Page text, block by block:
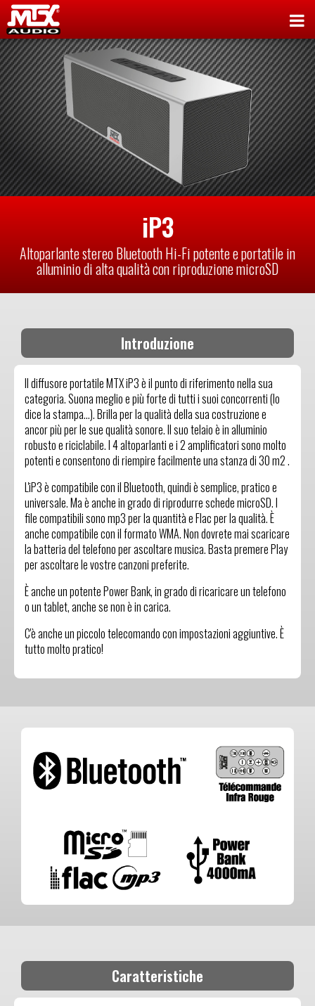
iP3
Altoparlante stereo Bluetooth Hi-Fi potente e portatile in
alluminio di alta qualità con riproduzione microSD
Introduzione
Il diffusore portatile MTX iP3 è il punto di riferimento nella sua
categoria. Suona meglio e più forte di tutti i suoi concorrenti (lo
dice la stampa...). Brilla per la qualità della sua costruzione e
ancor più per le sue qualità sonore. Il suo telaio è in alluminio
robusto e riciclabile. I 4 altoparlanti e i 2 amplificatori sono molto
potenti e consentono di riempire facilmente una stanza di 30 m2 .
L'iP3 è compatibile con il Bluetooth, quindi è semplice, pratico e
universale. Ma è anche in grado di riprodurre schede microSD. I
file compatibili sono mp3 per la quantità e Flac per la qualità. È
anche compatibile con il formato WMA. Non dovrete mai scaricare
la batteria del telefono per ascoltare musica. Basta premere Play
per ascoltare le vostre canzoni preferite.
È anche un potente Power Bank, in grado di ricaricare un telefono
o un tablet, anche se non è in carica.
C'è anche un piccolo telecomando con impostazioni aggiuntive. È
tutto molto pratico!
Caratteristiche